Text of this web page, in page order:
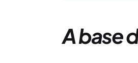
A base